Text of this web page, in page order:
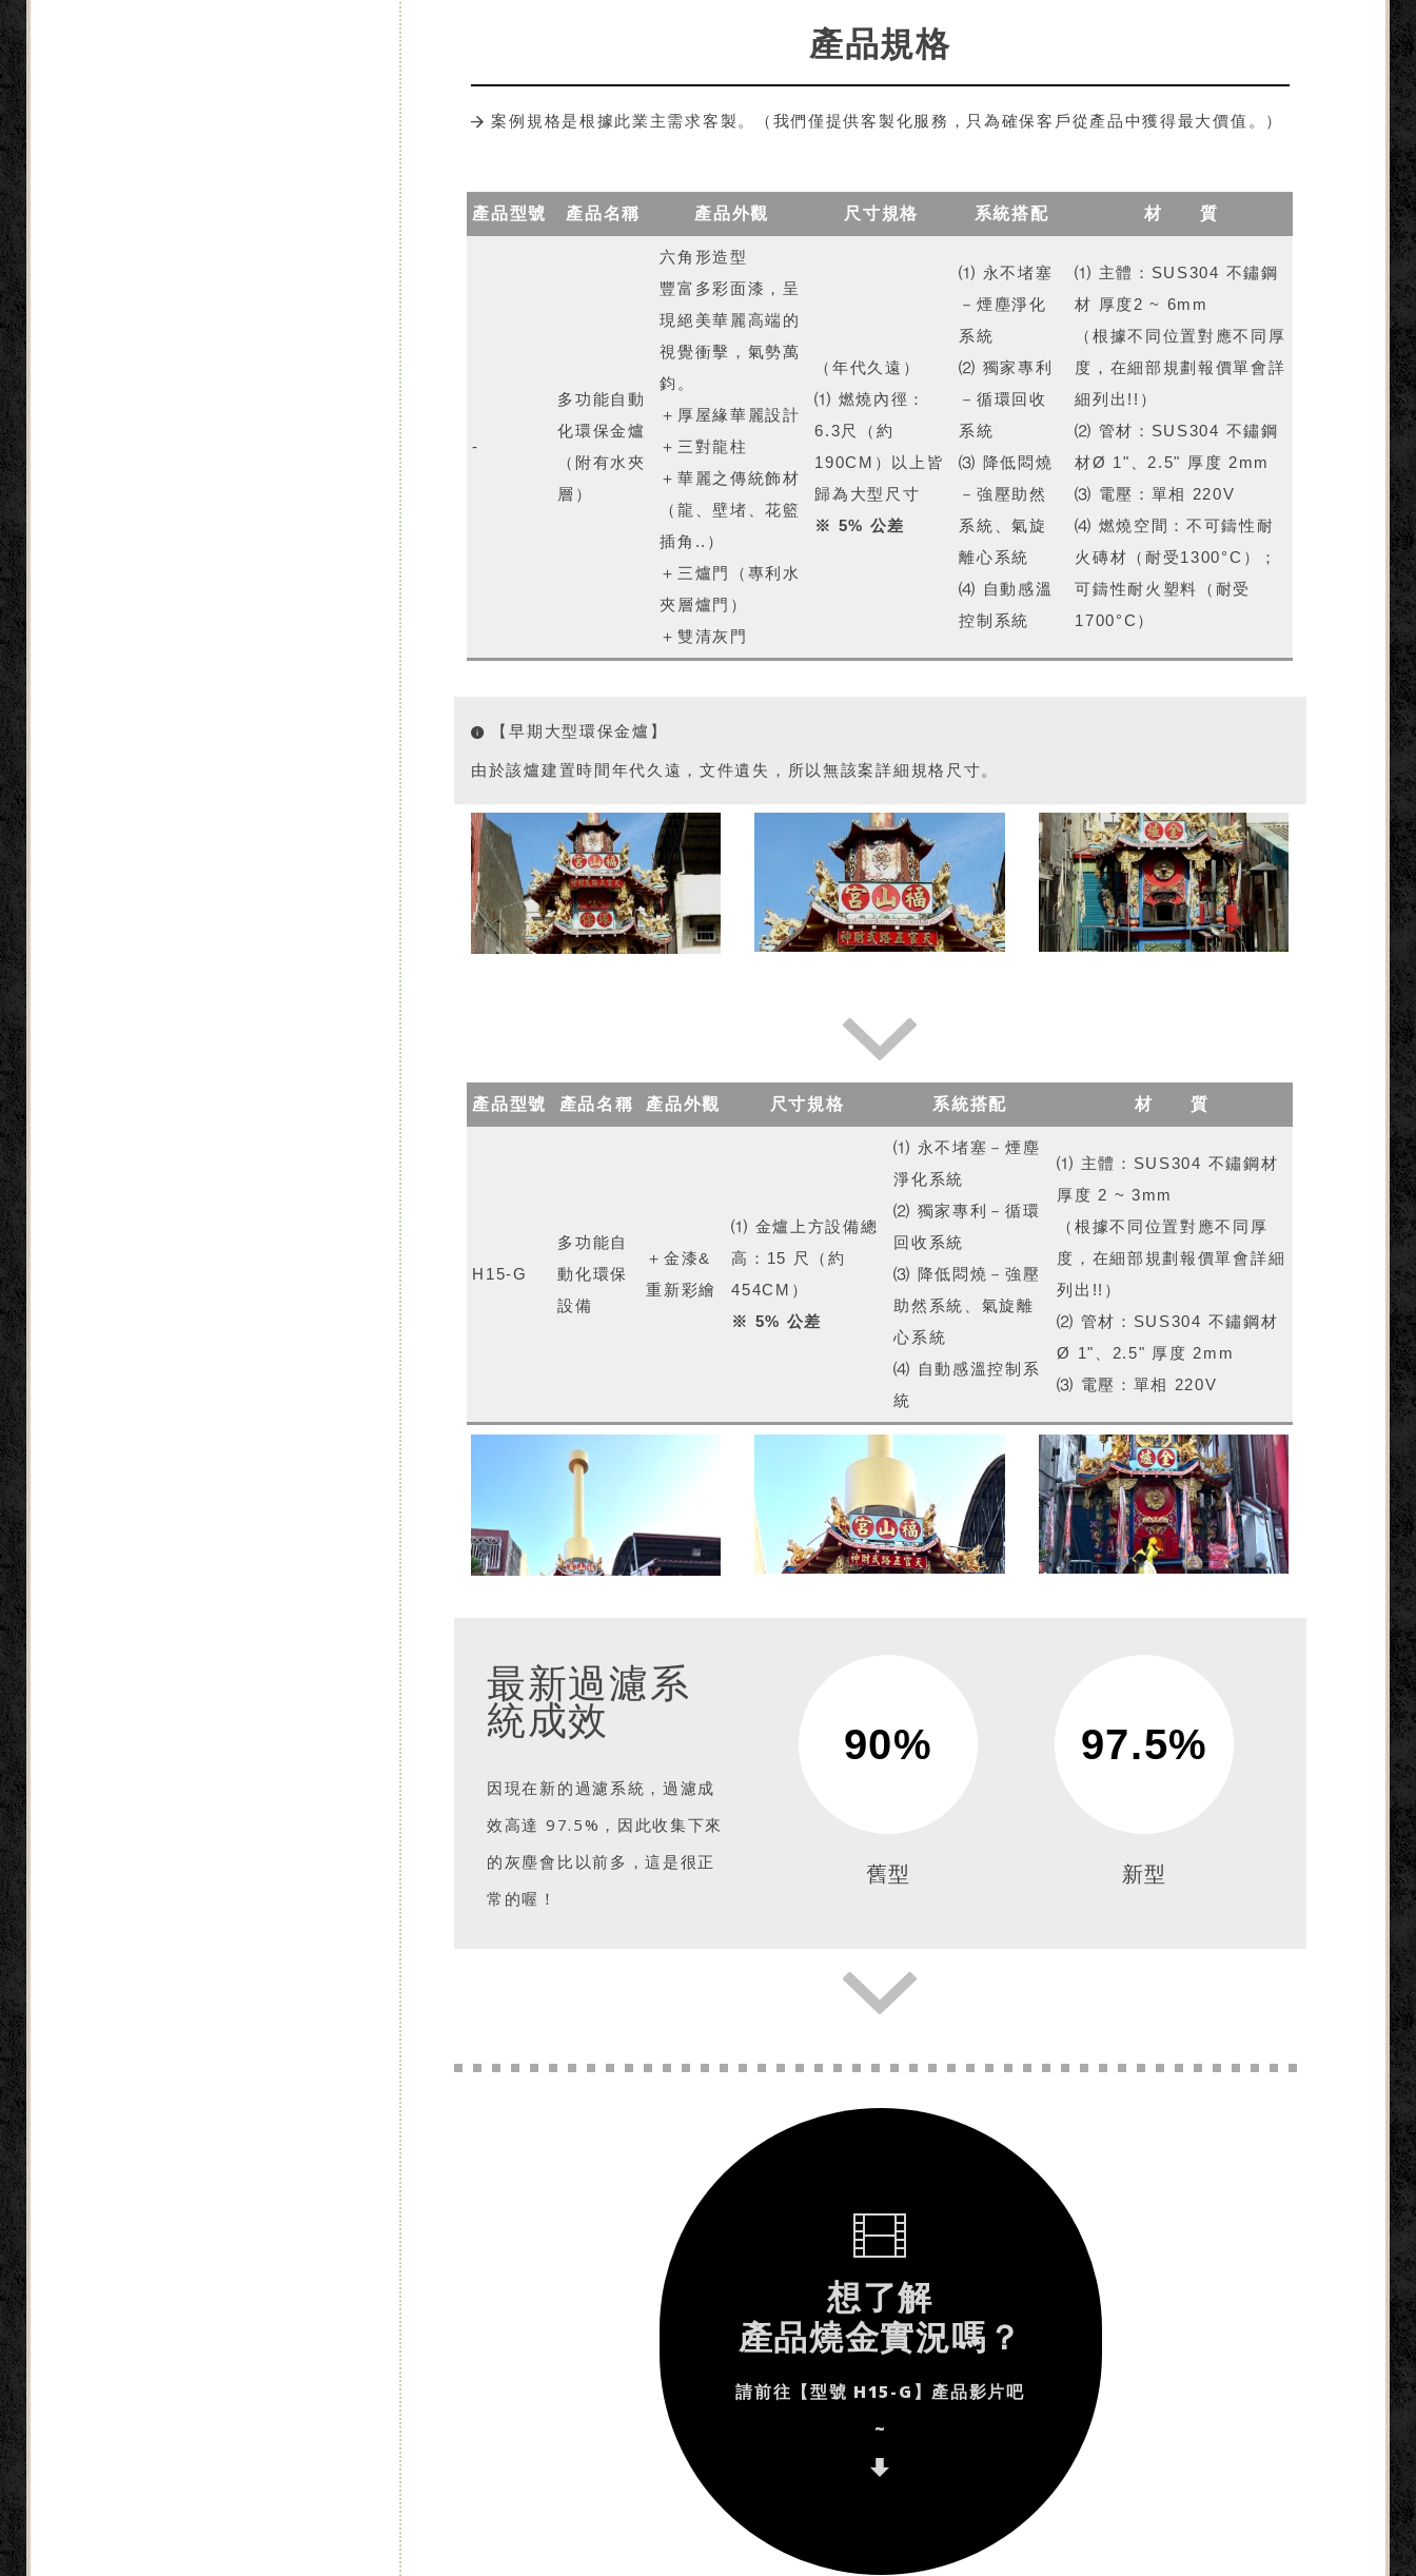
產品規格
案例規格是根據此業主需求客製。（我們僅提供客製化服務，只為確保客戶從產品中獲得最大價值。）
產品型號 產品名稱 產品外觀 尺寸規格 系統搭配 材 質
-
多功能自動
化環保金爐
（附有水夾
層）
六角形造型
豐富多彩面漆，呈
現絕美華麗高端的
視覺衝擊，氣勢萬
鈞。
＋厚屋緣華麗設計
＋三對龍柱
＋華麗之傳統飾材
（龍、壁堵、花籃
插角..）
＋三爐門（專利水
夾層爐門）
＋雙清灰門
（年代久遠）
⑴ 燃燒內徑：
6.3尺（約
190CM）以上皆
歸為大型尺寸
※ 5% 公差
⑴ 永不堵塞
－煙塵淨化
系統
⑵ 獨家專利
－循環回收
系統
⑶ 降低悶燒
－強壓助然
系統、氣旋
離心系統
⑷ 自動感溫
控制系統
⑴ 主體：SUS304 不鏽鋼
材 厚度2 ~ 6mm
（根據不同位置對應不同厚
度，在細部規劃報價單會詳
細列出!!）
⑵ 管材：SUS304 不鏽鋼
材Ø 1"、2.5" 厚度 2mm
⑶ 電壓：單相 220V
⑷ 燃燒空間：不可鑄性耐
火磚材（耐受1300°C）；
可鑄性耐火塑料（耐受
1700°C）
【早期大型環保金爐】
由於該爐建置時間年代久遠，文件遺失，所以無該案詳細規格尺寸。
產品型號 產品名稱 產品外觀 尺寸規格 系統搭配 材 質
H15-G
多功能自
動化環保
設備
＋金漆&
重新彩繪
⑴ 金爐上方設備總
高：15 尺（約
454CM）
※ 5% 公差
⑴ 永不堵塞－煙塵
淨化系統
⑵ 獨家專利－循環
回收系統
⑶ 降低悶燒－強壓
助然系統、氣旋離
心系統
⑷ 自動感溫控制系
統
⑴ 主體：SUS304 不鏽鋼材
厚度 2 ~ 3mm
（根據不同位置對應不同厚
度，在細部規劃報價單會詳細
列出!!）
⑵ 管材：SUS304 不鏽鋼材
Ø 1"、2.5" 厚度 2mm
⑶ 電壓：單相 220V
最新過濾系
統成效
因現在新的過濾系統，過濾成
效高達 97.5%，因此收集下來
的灰塵會比以前多，這是很正
常的喔！
90%
舊型
97.5%
新型
想了解
產品燒金實況嗎？
請前往【型號 H15-G】產品影片吧
~